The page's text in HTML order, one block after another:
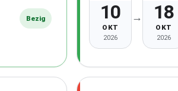
Bezig 10
OKT
2026
→ 18
OKT
2026